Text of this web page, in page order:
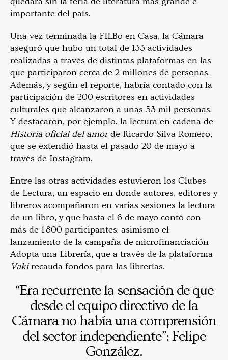
importante del país.
Una vez terminada la FILBo en Casa, la Cámara
aseguró que hubo un total de 133 actividades
realizadas a través de distintas plataformas en las
que participaron cerca de 2 millones de personas.
Además, y según el reporte, habría contado con la
participación de 200 escritores en actividades
culturales que alcanzaron a unas 53 mil personas.
Y destacaron, por ejemplo, la lectura en cadena de
Historia oficial del amorde Ricardo Silva Romero,
que se extendió hasta el pasado 20 de mayo a
través de Instagram.
Entre las otras actividades estuvieron los Clubes
de Lectura, un espacio en donde autores, editores y
libreros acompañaron en varias sesiones la lectura
de un libro, y que hasta el 6 de mayo contó con
más de 1.800 participantes; asimismo el
lanzamiento de la campaña de microfinanciación
Adopta una Librería, que a través de la plataforma
Vakirecauda fondos para las librerías.
“Era recurrente la sensación de que
desde el equipo directivo de la
Cámara no había una comprensión
del sector independiente”: Felipe
González.